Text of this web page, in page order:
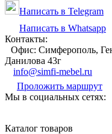
Написать в Telegram
Написать в Whatsapp
Контакты:
Офис: Симферополь,
Данилова 43г
info@simfi-mebel.ru
Проложить маршрут
Мы в социальных сетях:
Каталог товаров